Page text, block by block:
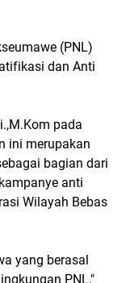
(PNL)
dan Anti
pada
ini merupakan
bagian dari
anti
Wilayah Bebas
yang berasal
PNL,"